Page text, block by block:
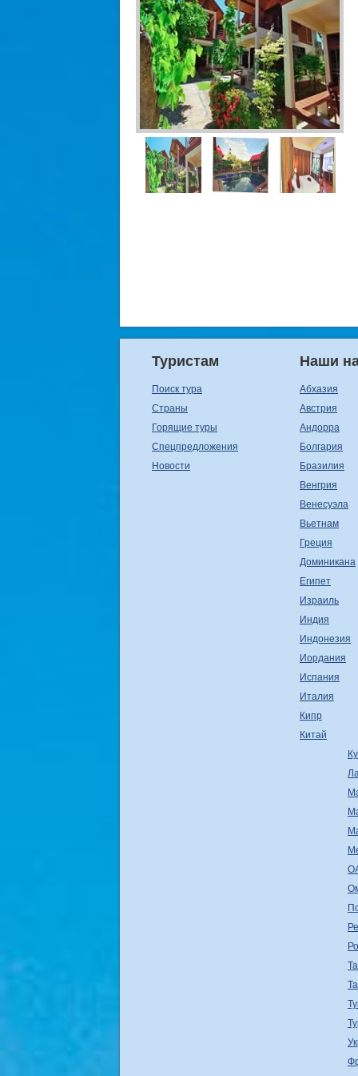
Туристам
Поиск тура
Страны
Горящие туры
Спецпредложения
Новости
Наши
Абхазия
Австрия
Андорра
Болгария
Бразилия
Венгрия
Венесуэла
Вьетнам
Греция
Доминикана
Египет
Израиль
Индия
Индонезия
Иордания
Испания
Италия
Кипр
Китай